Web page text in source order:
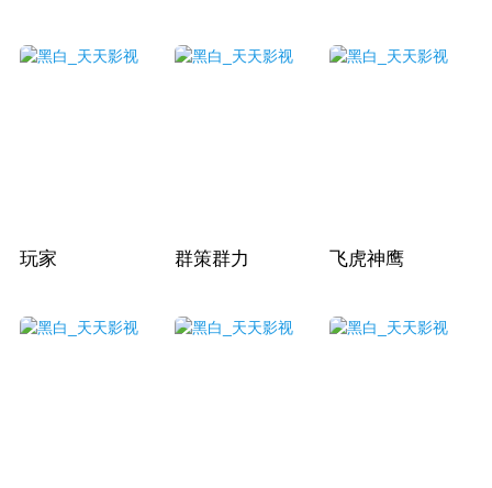
玩家 群策群力 飞虎神鹰